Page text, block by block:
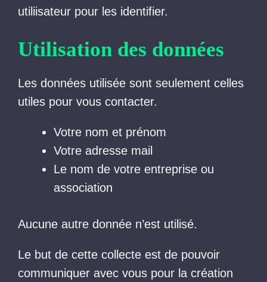
utiliisateur pour les identifier.
Utilisation des données
Les données utilisée sont seulement celles
utiles pour vous contacter.
Votre nom et prénom
Votre adresse mail
Le nom de votre entreprise ou
association
Aucune autre donnée n’est utilisé.
Le but de cette collecte est de pouvoir
communiquer avec vous pour la création